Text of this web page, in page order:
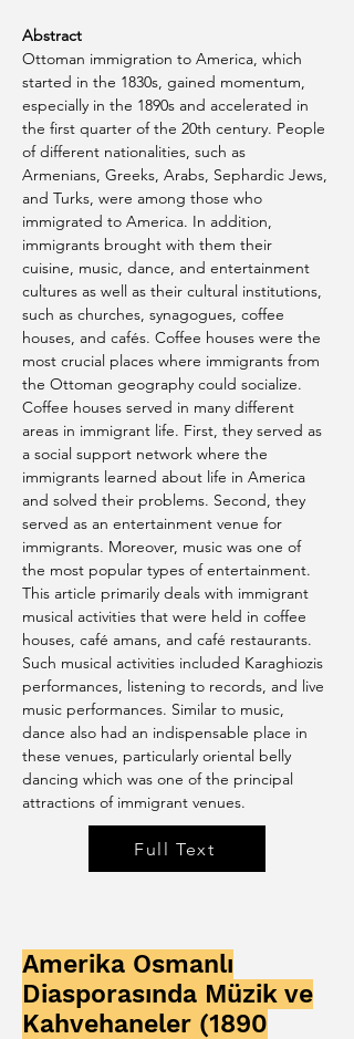
Abstract
Ottoman immigration to America, which
started in the 1830s, gained momentum,
especially in the 1890s and accelerated in
the first quarter of the 20th century. People
of different nationalities, such as
Armenians, Greeks, Arabs, Sephardic Jews,
and Turks, were among those who
immigrated to America. In addition,
immigrants brought with them their
cuisine, music, dance, and entertainment
cultures as well as their cultural institutions,
such as churches, synagogues, coffee
houses, and cafés. Coffee houses were the
most crucial places where immigrants from
the Ottoman geography could socialize.
Coffee houses served in many different
areas in immigrant life. First, they served as
a social support network where the
immigrants learned about life in America
and solved their problems. Second, they
served as an entertainment venue for
immigrants. Moreover, music was one of
the most popular types of entertainment.
This article primarily deals with immigrant
musical activities that were held in coffee
houses, café amans, and café restaurants.
Such musical activities included Karaghiozis
performances, listening to records, and live
music performances. Similar to music,
dance also had an indispensable place in
these venues, particularly oriental belly
dancing which was one of the principal
attractions of immigrant venues.
Full Text
Amerika Osmanlı
Diasporasında Müzik ve
Kahvehaneler (1890